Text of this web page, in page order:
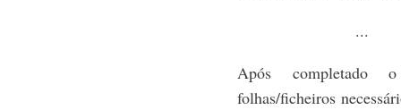
...
Após completado
folhas/ficheiros